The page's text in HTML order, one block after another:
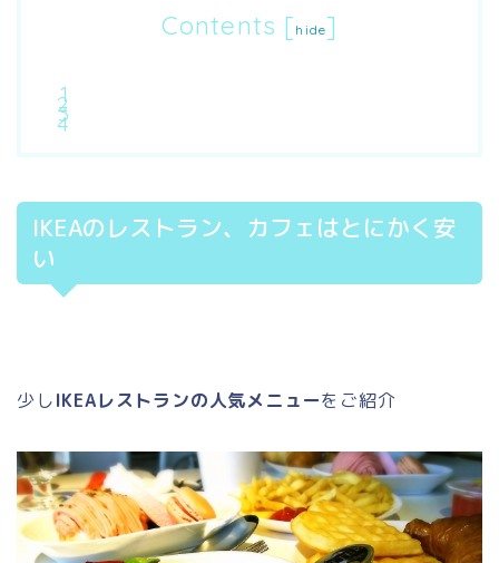
Contents [ hide]
IKEAのレストラン、カフェはとにかく安
い
少しIKEAレストランの人気メニューをご紹介